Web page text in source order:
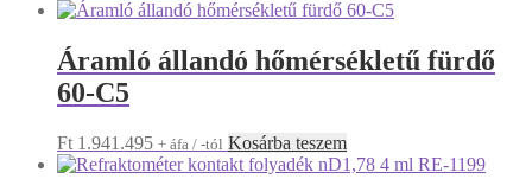
Áramló állandó hőmérsékletű fürdő
60-C5
Ft 1.941.495 + áfa / -tól Kosárba teszem